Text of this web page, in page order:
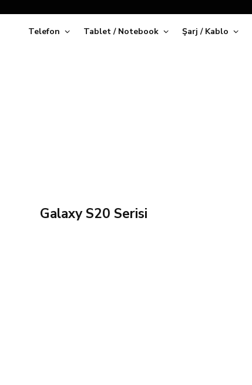
Telefon Tablet / Notebook Şarj / Kablo
Galaxy S20 Serisi